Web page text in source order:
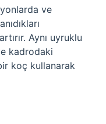
ve
Aynı uyruklu
kadrodaki
koç kullanarak